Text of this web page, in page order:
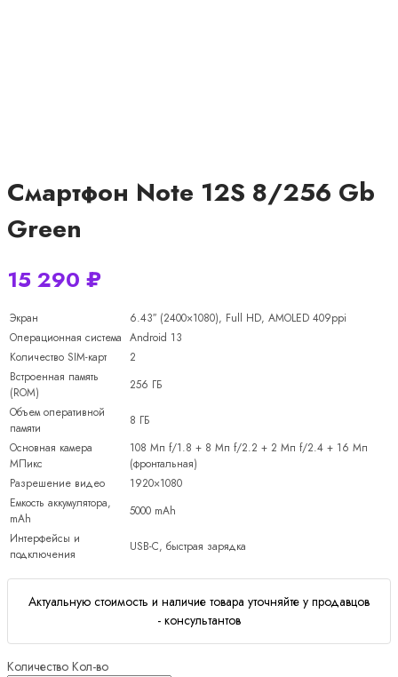
Смартфон Note 12S 8/256 Gb
Green
15 290 ₽
Экран
6.43″ (2400×1080), Full HD, AMOLED 409ppi
Операционная система Android 13
Количество SIM-карт
2
Встроенная память
(ROM)
256 ГБ
Объем оперативной
памяти
8 ГБ
Основная камера
МПикс
108 Мп f/1.8 + 8 Мп f/2.2 + 2 Мп f/2.4 + 16 Мп
(фронтальная)
Разрешение видео
1920×1080
Емкость аккумулятора,
mAh
5000 mAh
Интерфейсы и
подключения
USB-C, быстрая зарядка
Актуальную стоимость и наличие товара уточняйте у продавцов
- консультантов
Количество Кол-во